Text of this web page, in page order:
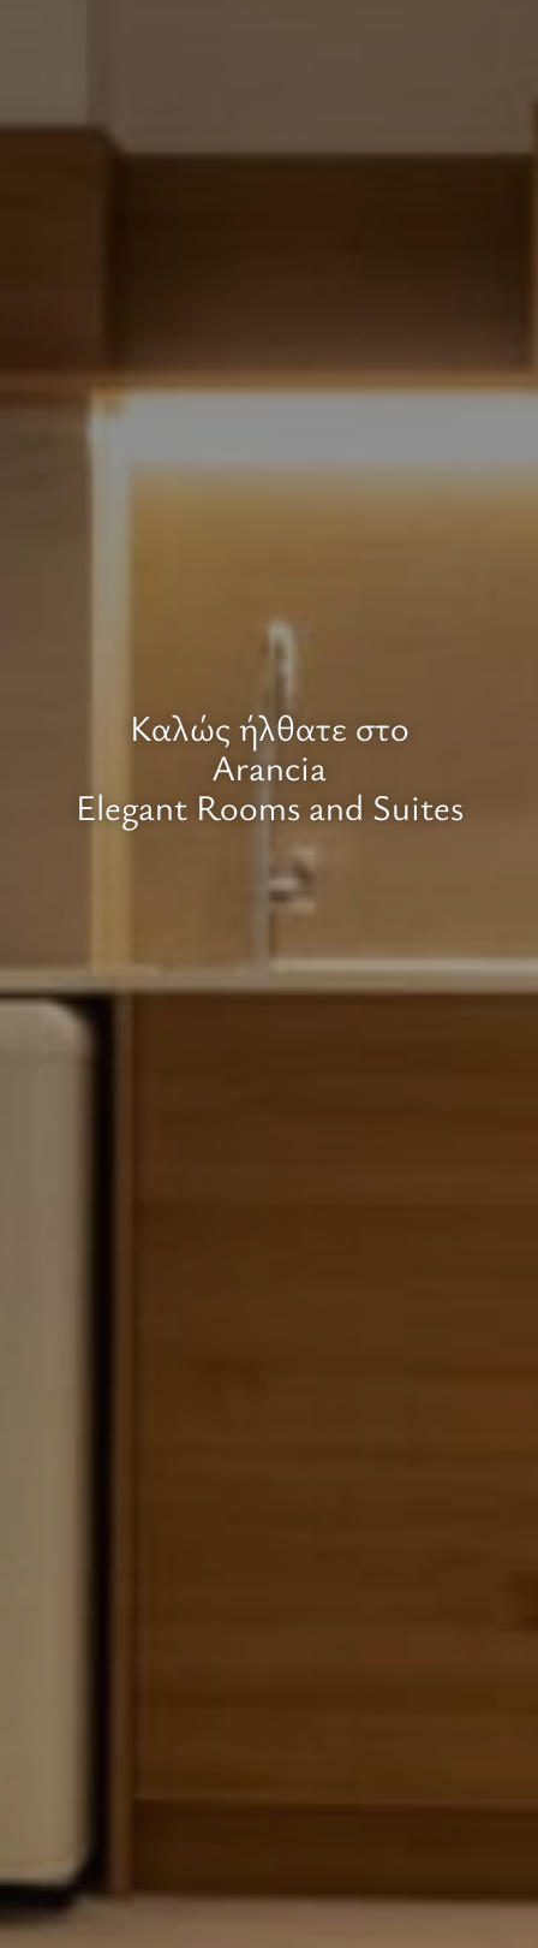
Καλώς ήλθατε στο
Arancia
Elegant Rooms and Suites